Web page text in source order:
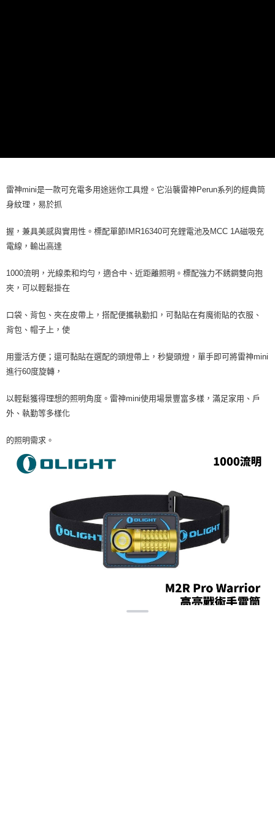
雷神mini是一款可充電多用途迷你工具燈。它沿襲雷神Perun系列的經典筒
身紋理，易於抓
握，兼具美感與實用性。標配單節IMR16340可充鋰電池及MCC 1A磁吸充
電線，輸出高達
1000流明，光線柔和均勻，適合中、近距離照明。標配強力不銹鋼雙向抱
夾，可以輕鬆掛在
口袋、背包、夾在皮帶上，搭配便攜執勤扣，可黏貼在有魔術貼的衣服、
背包、帽子上，使
用靈活方便；還可黏貼在選配的頭燈帶上，秒變頭燈，單手即可將雷神mini
進行60度旋轉，
以輕鬆獲得理想的照明角度。雷神mini使用場景豐富多樣，滿足家用、戶
外、執勤等多樣化
的照明需求。